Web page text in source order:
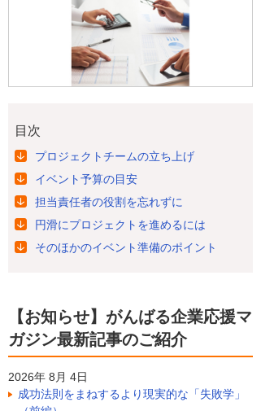
目次
プロジェクトチームの立ち上げ
イベント予算の目安
担当責任者の役割を忘れずに
円滑にプロジェクトを進めるには
そのほかのイベント準備のポイント
【お知らせ】がんばる企業応援マ
ガジン最新記事のご紹介
2026年 8月 4日
成功法則をまねするより現実的な「失敗学」